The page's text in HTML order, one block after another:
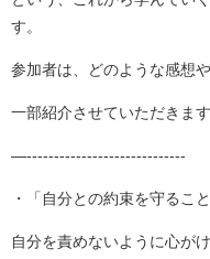
す。
参加者は、どのような感想
一部紹介させていただきます
—-----------------------------
・「自分との約束を守るこ
自分を責めないように心が